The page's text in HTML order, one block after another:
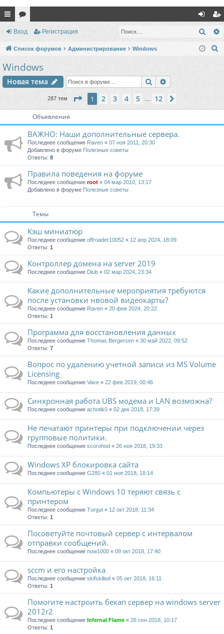
с
ы
и
ор хо
д
ег
ис
Вход Регистрация
Список форумов Администрирование Windows
Windows
Новая тема Поиск
287 тем Страница из 12
1 2 3 4 5 12
Объявления
ВАЖНО: Наши дополнительные сервера.
Последнее сообщение Raven « 07 ноя 2011, 20:30
Добавлено в форуме Полезные советы
Ответы: 8
Правила поведения на форуме
Последнее сообщение root « 04 мар 2010, 13:17
Добавлено в форуме Полезные советы
Темы
Кэш миниатюр
Последнее сообщение offroader10052 « 12 апр 2024, 18:09
Ответы: 1
Контроллер домена на server 2019
Последнее сообщение Diub « 02 мар 2024, 23:34
Какие дополнительные мероприятия требуются
после установки нвовой видеокарты?
Последнее сообщение Raven « 20 фев 2024, 20:22
Ответы: 1
Программа для восстановления данных
Последнее сообщение Thomas Bergersen « 30 май 2022, 09:52
Ответы: 7
Вопрос по удалению учетной записи из MS Volume
Licensing
Последнее сообщение Vave « 22 фев 2019, 00:46
Синхронная работа UBS модема и LAN возможна?
Последнее сообщение achotik0 « 02 дек 2018, 17:39
Не печатают принтеры при подключении через
групповые политики.
Последнее сообщение scorohod « 26 ноя 2018, 19:33
Windows XP блокировка сайта
Последнее сообщение G280 « 01 ноя 2018, 18:14
Компьютеры с Windows 10 теряют связь с
принтером
Последнее сообщение Turgut « 12 окт 2018, 11:34
Ответы: 1
Посоветуйте почтовый сервер с интервалом
отправки сообщений.
Последнее сообщение now1000 « 09 окт 2018, 17:40
sccm и его настройка
Последнее сообщение skifskiliod « 05 окт 2018, 16:11
Ответы: 1
Помогите настроить бекап сервер на windows server
2012r2
Последнее сообщение Infernal Flame « 26 сен 2018, 10:17
Ответы: 1